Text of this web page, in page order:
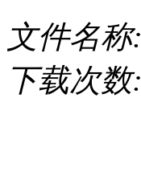
文件名称:
下载次数: